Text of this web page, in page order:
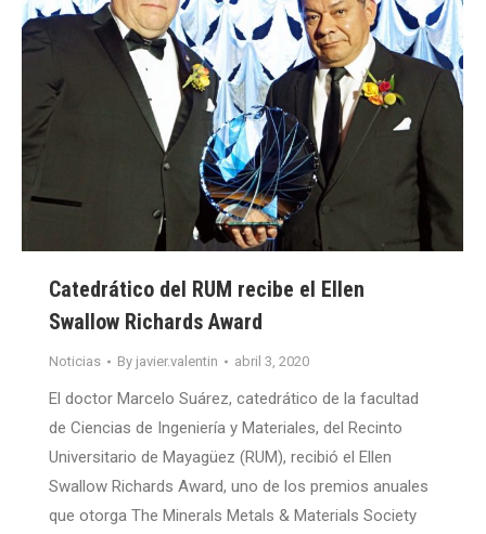
Catedrático del RUM recibe el Ellen
Swallow Richards Award
Noticias By javier.valentin abril 3, 2020
El doctor Marcelo Suárez, catedrático de la facultad
de Ciencias de Ingeniería y Materiales, del Recinto
Universitario de Mayagüez (RUM), recibió el Ellen
Swallow Richards Award, uno de los premios anuales
que otorga The Minerals Metals & Materials Society